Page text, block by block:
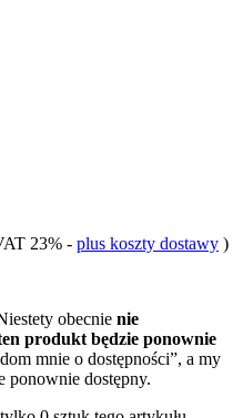
23% - plus koszty dostawy )
obecnie nie
produkt będzie ponownie
mnie o dostępności”, a my
ponownie dostępny.